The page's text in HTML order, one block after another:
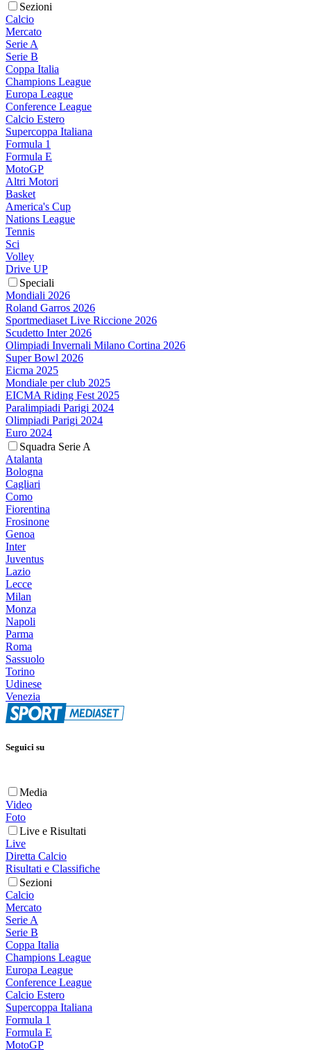
Sezioni
Calcio
Mercato
Serie A
Serie B
Coppa Italia
Champions League
Europa League
Conference League
Calcio Estero
Supercoppa Italiana
Formula 1
Formula E
MotoGP
Altri Motori
Basket
America's Cup
Nations League
Tennis
Sci
Volley
Drive UP
Speciali
Mondiali 2026
Roland Garros 2026
Sportmediaset Live Riccione 2026
Scudetto Inter 2026
Olimpiadi Invernali Milano Cortina 2026
Super Bowl 2026
Eicma 2025
Mondiale per club 2025
EICMA Riding Fest 2025
Paralimpiadi Parigi 2024
Olimpiadi Parigi 2024
Euro 2024
Squadra Serie A
Atalanta
Bologna
Cagliari
Como
Fiorentina
Frosinone
Genoa
Inter
Juventus
Lazio
Lecce
Milan
Monza
Napoli
Parma
Roma
Sassuolo
Torino
Udinese
Venezia
Seguici su
Media
Video
Foto
Live e Risultati
Live
Diretta Calcio
Risultati e Classifiche
Sezioni
Calcio
Mercato
Serie A
Serie B
Coppa Italia
Champions League
Europa League
Conference League
Calcio Estero
Supercoppa Italiana
Formula 1
Formula E
MotoGP